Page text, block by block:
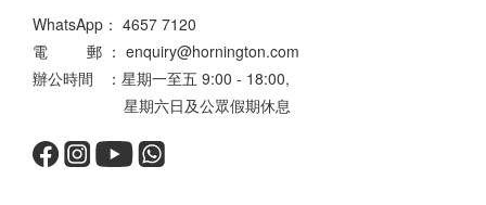
WhatsApp： 4657 7120
電 郵 ： enquiry@hornington.com
辦公時間 ：星期一至五 9:00 - 18:00,
星期六日及公眾假期休息